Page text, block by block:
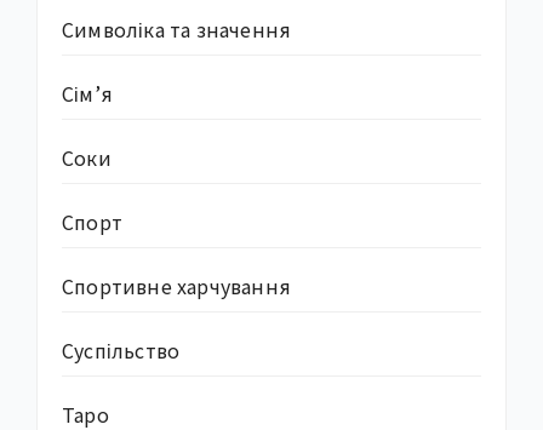
Символіка та значення
Сім’я
Соки
Спорт
Спортивне харчування
Суcпільство
Таро